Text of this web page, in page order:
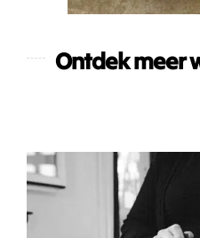
Ontdek meer